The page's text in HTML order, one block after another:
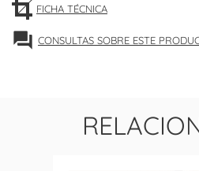
FICHA TÉCNICA
forum CONSULTAS SOBRE ESTE